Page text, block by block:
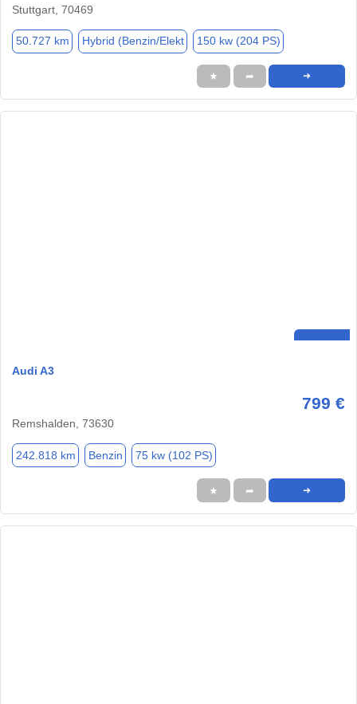
Stuttgart, 70469
50.727 km Hybrid (Benzin/Elekt 150 kw (204 PS)
★ ➦ ➜
Audi A3
799 €
Remshalden, 73630
242.818 km Benzin 75 kw (102 PS)
★ ➦ ➜